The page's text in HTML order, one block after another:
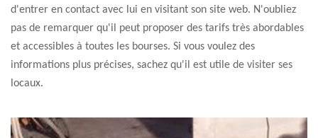
d'entrer en contact avec lui en visitant son site web. N'oubliez
pas de remarquer qu'il peut proposer des tarifs très abordables
et accessibles à toutes les bourses. Si vous voulez des
informations plus précises, sachez qu'il est utile de visiter ses
locaux.